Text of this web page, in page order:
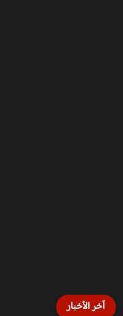
آخر الأخبار